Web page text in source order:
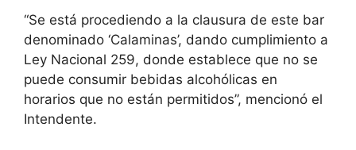
“Se está procediendo a la clausura de este bar
denominado ‘Calaminas’, dando cumplimiento a
Ley Nacional 259, donde establece que no se
puede consumir bebidas alcohólicas en
horarios que no están permitidos”, mencionó el
Intendente.